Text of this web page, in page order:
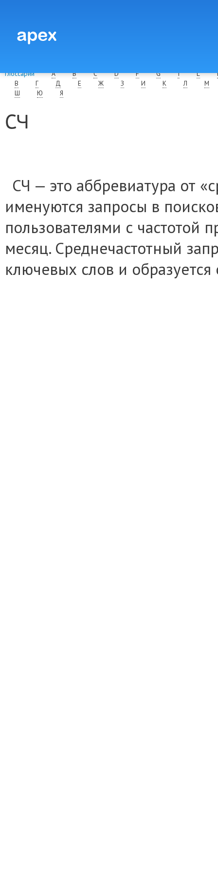
Глоссарий A B C D F G I L
В
Г Д Е Ж З И К Л
М
Ш
Ю Я
СЧ
СЧ — это аббревиатура от
именуются запросы в
пользователями с частотой
месяц. Среднечастотный
ключевых слов и образуется